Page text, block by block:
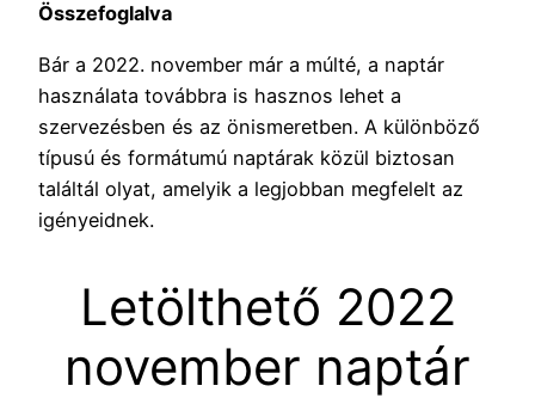
Összefoglalva
Bár a 2022. november már a múlté, a naptár
használata továbbra is hasznos lehet a
szervezésben és az önismeretben. A különböző
típusú és formátumú naptárak közül biztosan
találtál olyat, amelyik a legjobban megfelelt az
igényeidnek.
Letölthető 2022
november naptár